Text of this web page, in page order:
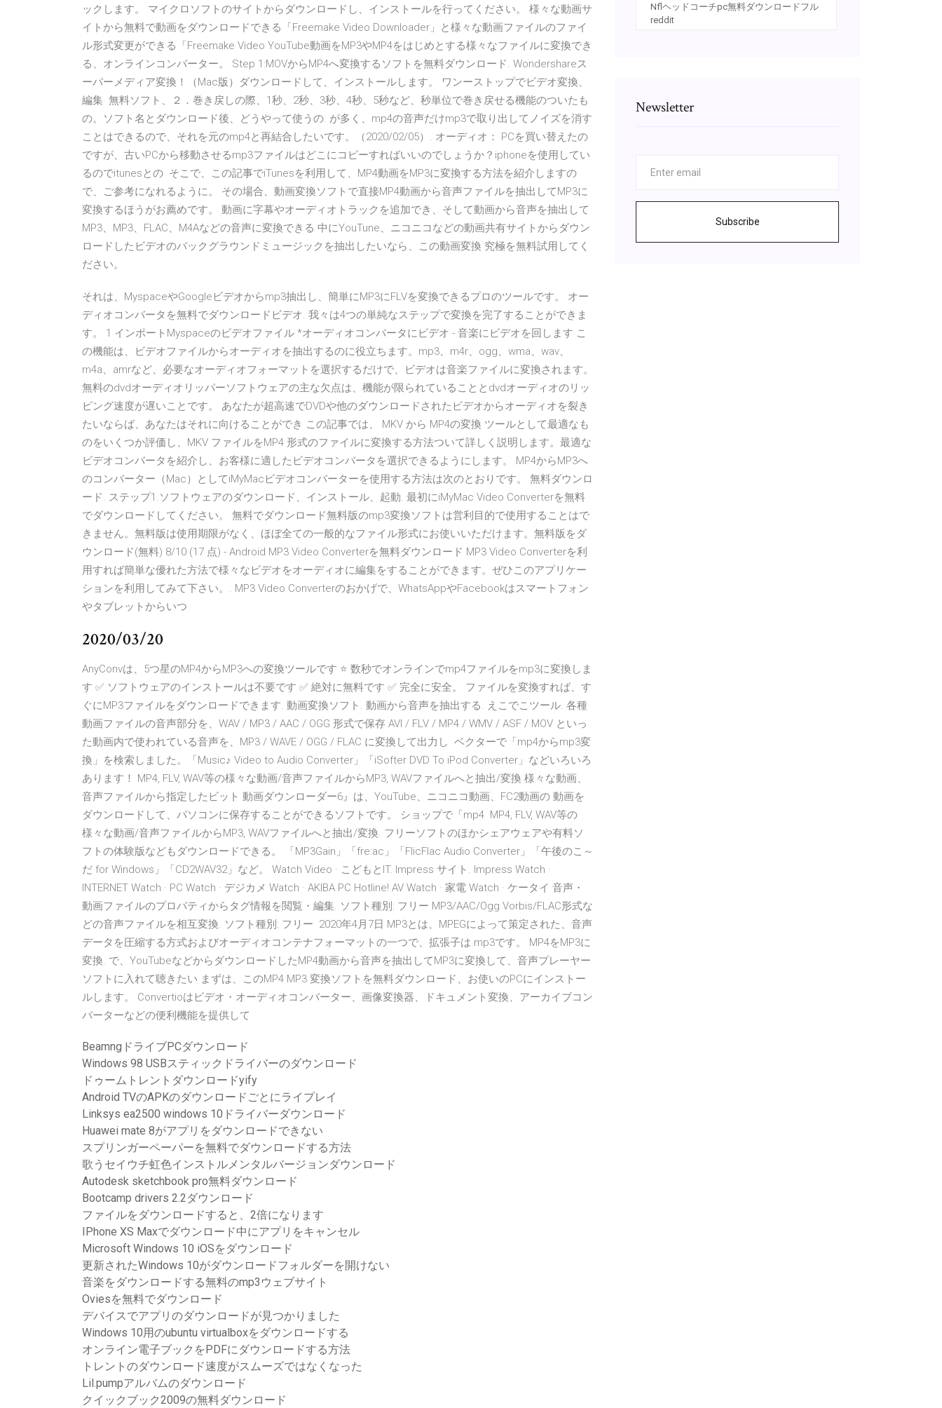
ックします。 マイクロソフトのサイトからダウンロードし、インストールを行ってください。 様々な動画サ
イトから無料で動画をダウンロードできる「Freemake Video Downloader」と様々な動画ファイルのファイ
ル形式変更ができる「Freemake Video YouTube動画をMP3やMP4をはじめとする様々なファイルに変換でき
る、オンラインコンバーター。 Step 1:MOVからMP4へ変換するソフトを無料ダウンロード. Wondershareス
ーパーメディア変換！（Mac版）ダウンロードして、インストールします。 ワンーストップでビデオ変換、
編集 無料ソフト、２．巻き戻しの際、1秒、2秒、3秒、4秒、5秒など、秒単位で巻き戻せる機能のついたも
の。ソフト名とダウンロード後、どうやって使うの. が多く、mp4の音声だけmp3で取り出してノイズを消す
ことはできるので、それを元のmp4と再結合したいです。（2020/02/05）. オーディオ： PCを買い替えたの
ですが、古いPCから移動させるmp3ファイルはどこにコピーすればいいのでしょうか？iphoneを使用してい
るのでitunesとの そこで、この記事でiTunesを利用して、MP4動画をMP3に変換する方法を紹介しますの
で、ご参考になれるように。 その場合、動画変換ソフトで直接MP4動画から音声ファイルを抽出してMP3に
変換するほうがお薦めです。 動画に字幕やオーディオトラックを追加でき、そして動画から音声を抽出して
MP3、MP3、FLAC、M4Aなどの音声に変換できる 中にYouTune、ニコニコなどの動画共有サイトからダウン
ロードしたビデオのバックグラウンドミュージックを抽出したいなら、この動画変換 究極を無料試用してく
ださい。
それは、MyspaceやGoogleビデオからmp3抽出し、簡単にMP3にFLVを変換できるプロのツールです。 オー
ディオコンバータを無料でダウンロードビデオ. 我々は4つの単純なステップで変換を完了することができま
す。 1 インポートMyspaceのビデオファイル *オーディオコンバータにビデオ - 音楽にビデオを回します こ
の機能は、ビデオファイルからオーディオを抽出するのに役立ちます。mp3、m4r、ogg、wma、wav、
m4a、amrなど、必要なオーディオフォーマットを選択するだけで、ビデオは音楽ファイルに変換されます。
無料のdvdオーディオリッパーソフトウェアの主な欠点は、機能が限られていることとdvdオーディオのリッ
ピング速度が遅いことです。 あなたが超高速でDVDや他のダウンロードされたビデオからオーディオを裂き
たいならば、あなたはそれに向けることができ この記事では、 MKV から MP4の変換 ツールとして最適なも
のをいくつか評価し、MKV ファイルをMP4 形式のファイルに変換する方法ついて詳しく説明します。最適な
ビデオコンバータを紹介し、お客様に適したビデオコンバータを選択できるようにします。 MP4からMP3へ
のコンバーター（Mac）としてiMyMacビデオコンバーターを使用する方法は次のとおりです。 無料ダウンロ
ード. ステップ1.ソフトウェアのダウンロード、インストール、起動. 最初にiMyMac Video Converterを無料
でダウンロードしてください。 無料でダウンロード無料版のmp3変換ソフトは営利目的で使用することはで
きません。無料版は使用期限がなく、ほぼ全ての一般的なファイル形式にお使いいただけます。無料版をダ
ウンロード(無料) 8/10 (17 点) - Android MP3 Video Converterを無料ダウンロード MP3 Video Converterを利
用すれば簡単な優れた方法で様々なビデオをオーディオに編集をすることができます。ぜひこのアプリケー
ションを利用してみて下さい。. MP3 Video Converterのおかげで、WhatsAppやFacebookはスマートフォン
やタブレットからいつ
2020/03/20
AnyConvは、5つ星のMP4からMP3への変換ツールです ⭐ 数秒でオンラインでmp4ファイルをmp3に変換しま
す ✅ ソフトウェアのインストールは不要です ✅ 絶対に無料です ✅ 完全に安全。 ファイルを変換すれば、す
ぐにMP3ファイルをダウンロードできます. 動画変換ソフト. 動画から音声を抽出する. えこでこツール. 各種
動画ファイルの音声部分を、WAV / MP3 / AAC / OGG 形式で保存 AVI / FLV / MP4 / WMV / ASF / MOV といっ
た動画内で使われている音声を、MP3 / WAVE / OGG / FLAC に変換して出力し ベクターで「mp4からmp3変
換」を検索しました。「Music♪ Video to Audio Converter」「iSofter DVD To iPod Converter」などいろいろ
あります！ MP4, FLV, WAV等の様々な動画/音声ファイルからMP3, WAVファイルへと抽出/変換 様々な動画、
音声ファイルから指定したビット 動画ダウンローダー6』は、YouTube、ニコニコ動画、FC2動画の 動画を
ダウンロードして、パソコンに保存することができるソフトです。 ショップで「mp4 MP4, FLV, WAV等の
様々な動画/音声ファイルからMP3, WAVファイルへと抽出/変換. フリーソフトのほかシェアウェアや有料ソ
フトの体験版などもダウンロードできる。 「MP3Gain」「fre:ac」「FlicFlac Audio Converter」「午後のこ～
だ for Windows」「CD2WAV32」など。 Watch Video · こどもとIT. Impress サイト. Impress Watch ·
INTERNET Watch · PC Watch · デジカメ Watch · AKIBA PC Hotline! AV Watch · 家電 Watch · ケータイ 音声・
動画ファイルのプロパティからタグ情報を閲覧・編集. ソフト種別: フリー MP3/AAC/Ogg Vorbis/FLAC形式な
どの音声ファイルを相互変換. ソフト種別: フリー 2020年4月7日 MP3とは、MPEGによって策定された、音声
データを圧縮する方式およびオーディオコンテナフォーマットの一つで、拡張子は.mp3です。 MP4をMP3に
変換. で、YouTubeなどからダウンロードしたMP4動画から音声を抽出してMP3に変換して、音声プレーヤー
ソフトに入れて聴きたい まずは、このMP4 MP3 変換ソフトを無料ダウンロード、お使いのPCにインストー
ルします。 Convertioはビデオ・オーディオコンバーター、画像変換器、ドキュメント変換、アーカイブコン
バーターなどの便利機能を提供して
BeamngドライブPCダウンロード
Windows 98 USBスティックドライバーのダウンロード
ドゥームトレントダウンロードyify
Android TVのAPKのダウンロードごとにライプレイ
Linksys ea2500 windows 10ドライバーダウンロード
Huawei mate 8がアプリをダウンロードできない
スプリンガーペーパーを無料でダウンロードする方法
歌うセイウチ虹色インストルメンタルバージョンダウンロード
Autodesk sketchbook pro無料ダウンロード
Bootcamp drivers 2.2ダウンロード
ファイルをダウンロードすると、2倍になります
IPhone XS Maxでダウンロード中にアプリをキャンセル
Microsoft Windows 10 iOSをダウンロード
更新されたWindows 10がダウンロードフォルダーを開けない
音楽をダウンロードする無料のmp3ウェブサイト
Oviesを無料でダウンロード
デバイスでアプリのダウンロードが見つかりました
Windows 10用のubuntu virtualboxをダウンロードする
オンライン電子ブックをPDFにダウンロードする方法
トレントのダウンロード速度がスムーズではなくなった
Lil.pumpアルバムのダウンロード
クイックブック2009の無料ダウンロード
Nflヘッドコーチpc無料ダウンロードフル
reddit
Newsletter
Subscribe